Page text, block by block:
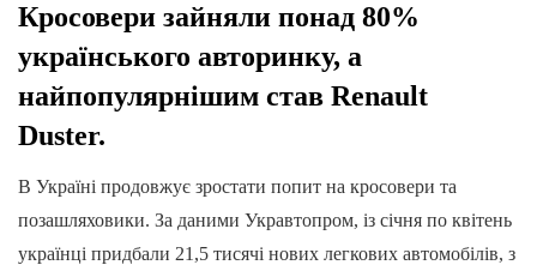
Кросовери зайняли понад 80%
українського авторинку, а
найпопулярнішим став Renault
Duster.
В Україні продовжує зростати попит на кросовери та
позашляховики. За даними Укравтопром, із січня по квітень
українці придбали 21,5 тисячі нових легкових автомобілів, з